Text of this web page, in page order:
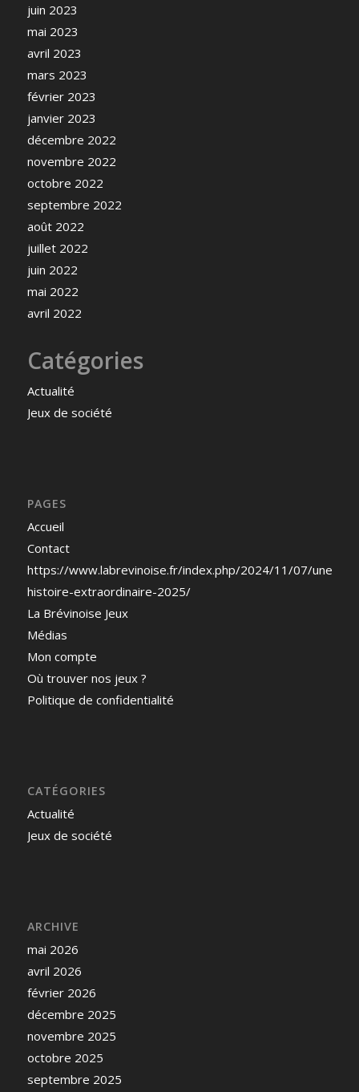
juin 2023
mai 2023
avril 2023
mars 2023
février 2023
janvier 2023
décembre 2022
novembre 2022
octobre 2022
septembre 2022
août 2022
juillet 2022
juin 2022
mai 2022
avril 2022
Catégories
Actualité
Jeux de société
PAGES
Accueil
Contact
https://www.labrevinoise.fr/index.php/2024/11/07/une-
histoire-extraordinaire-2025/
La Brévinoise Jeux
Médias
Mon compte
Où trouver nos jeux ?
Politique de confidentialité
CATÉGORIES
Actualité
Jeux de société
ARCHIVE
mai 2026
avril 2026
février 2026
décembre 2025
novembre 2025
octobre 2025
septembre 2025